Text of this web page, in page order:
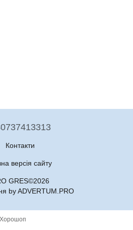
Контакти
версія сайту
GRES©2026
by ADVERTUM.PRO
Хорошоп